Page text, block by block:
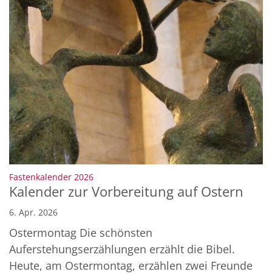
Fastenkalender 2026:
Kalender zur Vorbereitung auf Ostern
6. Apr. 2026
Ostermontag Die schönsten
Auferstehungserzählungen erzählt die Bibel.
Heute, am Ostermontag, erzählen zwei Freunde